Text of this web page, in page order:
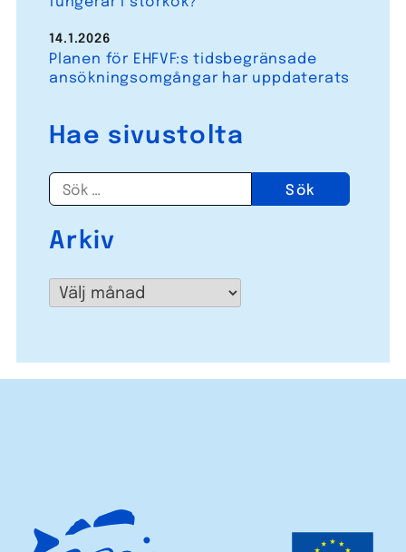
Planen för EHFVF:s tidsbegränsade
ansökningsomgångar har uppdaterats
14.1.2026
Hae sivustolta
Sök
efter:
Arkiv
Arkiv